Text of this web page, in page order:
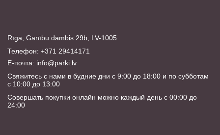
Rīga, Ganību dambis 29b, LV-1005
Телефон: +371 29414171
E-почта: info@parki.lv
Свяжитесь с нами в будние дни с 9:00 до 18:00 и по субботам
с 10:00 до 13:00
Совершать покупки онлайн можно каждый день с 00:00 до
24:00